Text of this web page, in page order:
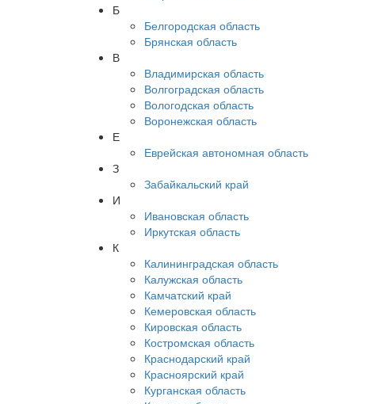
Б
Белгородская область
Брянская область
В
Владимирская область
Волгоградская область
Вологодская область
Воронежская область
Е
Еврейская автономная область
З
Забайкальский край
И
Ивановская область
Иркутская область
К
Калининградская область
Калужская область
Камчатский край
Кемеровская область
Кировская область
Костромская область
Краснодарский край
Красноярский край
Курганская область